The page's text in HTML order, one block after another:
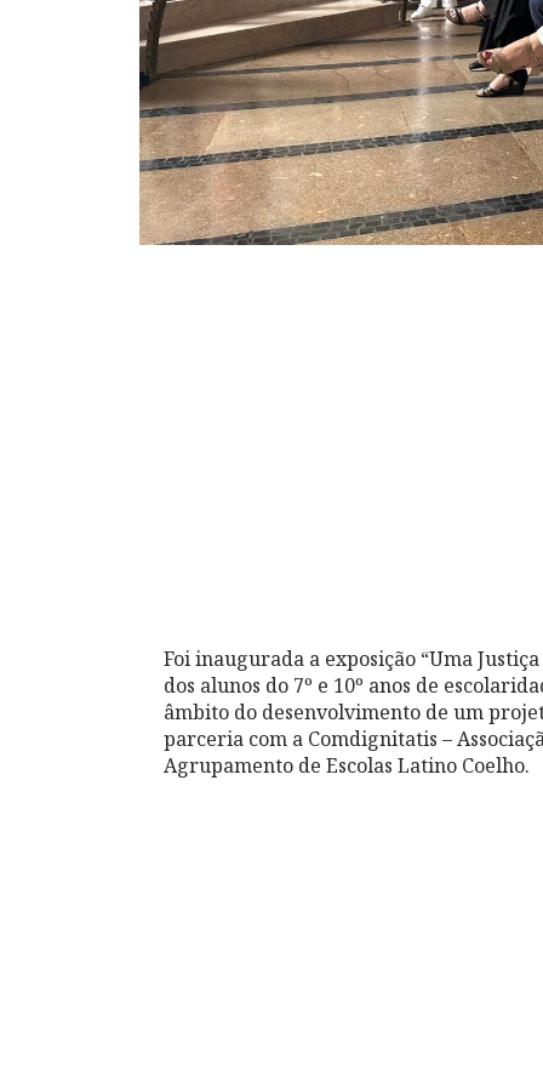
Foi inaugurada a exposição “Uma
dos alunos do 7º e 10º anos de
âmbito do desenvolvimento de um
parceria com a Comdignitatis –
Agrupamento de Escolas Latino Coelho.